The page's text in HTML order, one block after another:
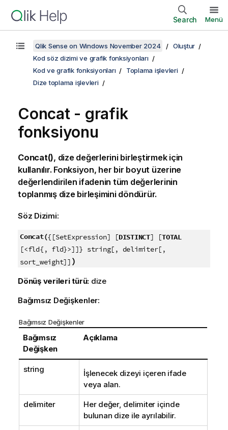
Search Menü
Qlik Sense on Windows November 2024
Oluştur
Kod söz dizimi ve grafik fonksiyonları
Kod ve grafik fonksiyonları
Toplama işlevleri
Dize toplama işlevleri
Concat- grafik
fonksiyonu
Concat(), dize değerlerini birleştirmek için
kullanılır. Fonksiyon, her bir boyut üzerine
değerlendirilen ifadenin tüm değerlerinin
toplanmış dize birleşimini döndürür.
Söz Dizimi:
Concat({[SetExpression] [DISTINCT] [TOTAL
[<fld{, fld}>]]} string[, delimiter[,
sort_weight]] )
Dönüş verileri türü: dize
Bağımsız Değişkenler:
Bağımsız Değişkenler
Bağımsız
Değişken
Açıklama
string
İşlenecek dizeyi içeren ifade
veya alan.
delimiter Her değer, delimiter içinde
bulunan dize ile ayrılabilir.